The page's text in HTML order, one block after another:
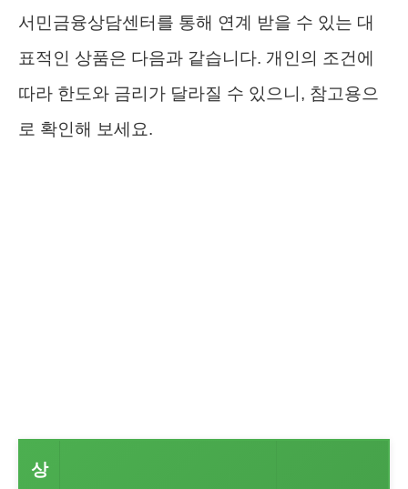
서민금융상담센터를 통해 연계 받을 수 있는 대
표적인 상품은 다음과 같습니다. 개인의 조건에
따라 한도와 금리가 달라질 수 있으니, 참고용으
로 확인해 보세요.
상